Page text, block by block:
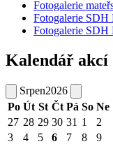
Fotogalerie
Fotogalerie SDH
Fotogalerie SDH
Kalendář akcí
Srpen2026
Po Út St Čt Pá So Ne
27 28 29 30 31 1
2
3
4 5 6 7 8
9